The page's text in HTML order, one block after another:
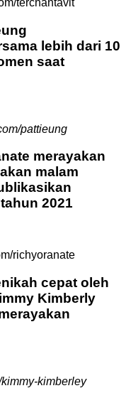
terchantavit
lebih dari 10
saat
pattieung
merayakan
malam
2021
richyoranate
cepat oleh
Kimberly
kimberley